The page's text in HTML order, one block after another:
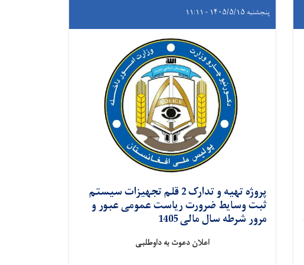
پنجشنبه ۱۴۰۵/۵/۱۵ - ۱۱:۱۱
پروژه تهیه و تدارک 2 قلم تجهیزات سیستم
ثبت وسایط ضرورت ریاست عمومی عبور و
مرور شرطه سال مالی 1405
اعلان دعوت به داوطلبی